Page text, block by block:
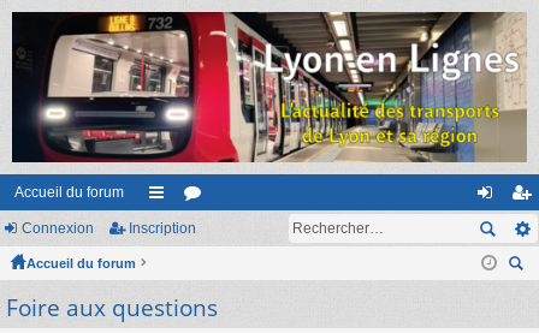
Accueil du forum
ac
ur
or
m
on
ne
ns
cri
Connexion Inscription
Accueil du forum
Foire aux questions